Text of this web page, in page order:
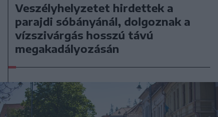
Veszélyhelyzetet hirdettek a
parajdi sóbányánál, dolgoznak a
vízszivárgás hosszú távú
megakadályozásán